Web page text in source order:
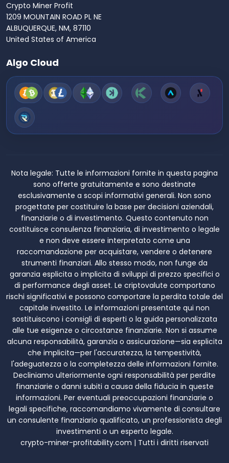
Crypto Miner Profit
1209 MOUNTAIN ROAD PL NE
ALBUQUERQUE, NM, 87110
United States of America
Algo Cloud
Nota legale: Tutte le informazioni fornite in questa pagina
sono offerte gratuitamente e sono destinate
esclusivamente a scopi informativi generali. Non sono
progettate per costituire la base per decisioni aziendali,
finanziarie o di investimento. Questo contenuto non
costituisce consulenza finanziaria, di investimento o legale
e non deve essere interpretato come una
raccomandazione per acquistare, vendere o detenere
strumenti finanziari. Allo stesso modo, non funge da
garanzia esplicita o implicita di sviluppi di prezzo specifici o
di performance degli asset. Le criptovalute comportano
rischi significativi e possono comportare la perdita totale del
capitale investito. Le informazioni presentate qui non
sostituiscono i consigli di esperti o la guida personalizzata
alle tue esigenze o circostanze finanziarie. Non si assume
alcuna responsabilità, garanzia o assicurazione—sia esplicita
che implicita—per l'accuratezza, la tempestività,
l'adeguatezza o la completezza delle informazioni fornite.
Decliniamo ulteriormente ogni responsabilità per perdite
finanziarie o danni subiti a causa della fiducia in queste
informazioni. Per eventuali preoccupazioni finanziarie o
legali specifiche, raccomandiamo vivamente di consultare
un consulente finanziario qualificato, un professionista degli
investimenti o un esperto legale.
crypto-miner-profitability.com | Tutti i diritti riservati